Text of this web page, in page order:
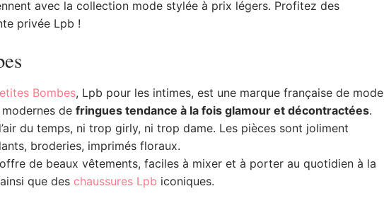
avec la collection mode stylée à prix légers. Profitez des
privée Lpb !
Bombes, Lpb pour les intimes, est une marque française de mode
de fringues tendance à la fois glamour et décontractées.
du temps, ni trop girly, ni trop dame. Les pièces sont joliment
broderies, imprimés floraux.
de beaux vêtements, faciles à mixer et à porter au quotidien à la
que des chaussures Lpb iconiques.